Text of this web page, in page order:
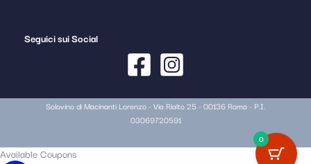
Seguici sui Social
Solovino di Macinanti Lorenzo - Via Rialto 25 - 00136 Roma - P.I.
03069720591
0
Available Coupons